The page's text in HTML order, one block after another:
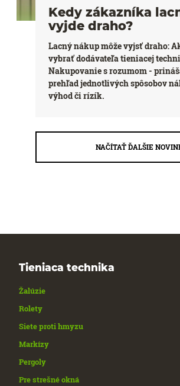
Kedy zákazníka
vyjde draho?
Lacný nákup môže vyjsť draho:
vybrať dodávateľa tieniacej
Nakupovanie s rozumom -
prehľad jednotlivých spôsobov
výhod či rízík.
NAČÍTAŤ ĎALŠIE
Tieniaca technika
Žalúzie
Rolety
Siete proti hmyzu
Markízy
Pergoly
Pre strešné okná